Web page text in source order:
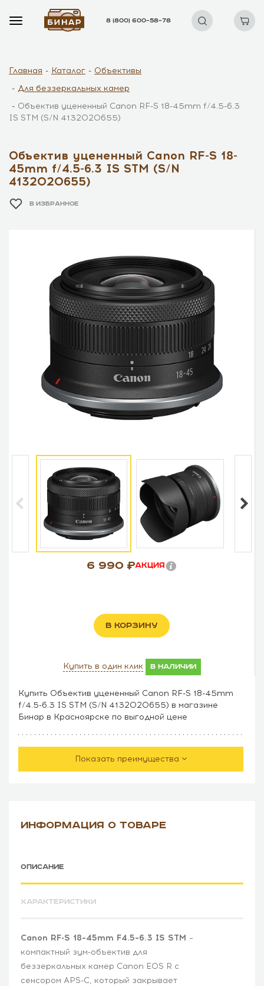
8 (800) 600–58–78
Главная Каталог
Объективы
Для беззеркальных камер
Объектив уцененный Canon RF-S 18-45mm f/4.5-6.3
IS STM (S/N 4132020655)
Объектив уцененный Canon RF-S 18-
45mm f/4.5-6.3 IS STM (S/N
4132020655)
В ИЗБРАННОЕ
6 990 Акция
В КОРЗИНУ
Купить в один клик в наличии
Купить Объектив уцененный Canon RF-S 18-45mm
f/4.5-6.3 IS STM (S/N 4132020655) в магазине
Бинар в Красноярске по выгодной цене
Показать преимущества
ИНФОРМАЦИЯ О ТОВАРЕ
ОПИСАНИЕ
ХАРАКТЕРИСТИКИ
Canon RF-S 18–45mm F4.5–6.3 IS STM –
компактный зум-объектив для
беззеркальных камер Canon EOS R с
сенсором APS-C, который закрывает